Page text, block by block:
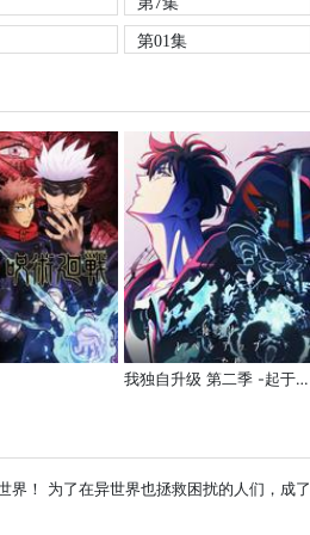
第01集
我独自升级 第二季 -起于暗影-
界！ 为了在异世界也拯救困扰的人们，成了